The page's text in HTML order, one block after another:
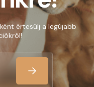
értesülj a legújabb